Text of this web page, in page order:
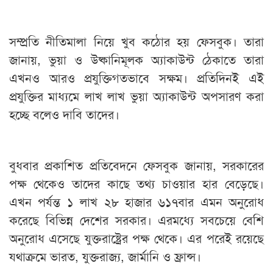
সম্প্রতি নীতিমালা নিয়ে খুব কঠোর হয় ফেসবুক। তারা
জানায়, ভুয়া ও উষ্কানিমূলক অ্যাকাউন্ট ঠেকাতে তারা
এখনও আরও প্রযুক্তিগতভাবে সক্ষম। প্রতিদিনই এই
প্রযুক্তির মাধ্যমে লাখ লাখ ভুয়া অ্যাকাউন্ট অপসারণ করা
হচ্ছে বলেও দাবি তাদের।
বুধবার প্রকাশিত প্রতিবেদনে ফেসবুক জানায়, সরকারের
পক্ষ থেকেও তাদের কাছে তথ্য চাওয়ার হার বেড়েছে।
এখন পর্যন্ত ১ লাখ ২৮ হাজার ৬১৭বার এমন অনুরোধ
করেছে বিভিন্ন দেশের সরকার। এরমধ্যে সবচেয়ে বেশি
অনুরোধ এসেছে যুক্তরাষ্ট্রের পক্ষ থেকে। এর পরেই রয়েছে
যথাক্রমে ভারত, যুক্তরাজ্য, জার্মানি ও ফ্রান্স।